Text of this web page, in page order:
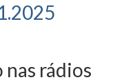
rádios